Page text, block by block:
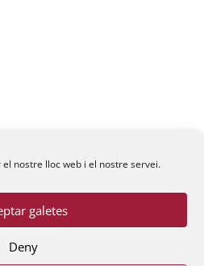
nostre lloc web i el nostre servei.
galetes
Deny
2026